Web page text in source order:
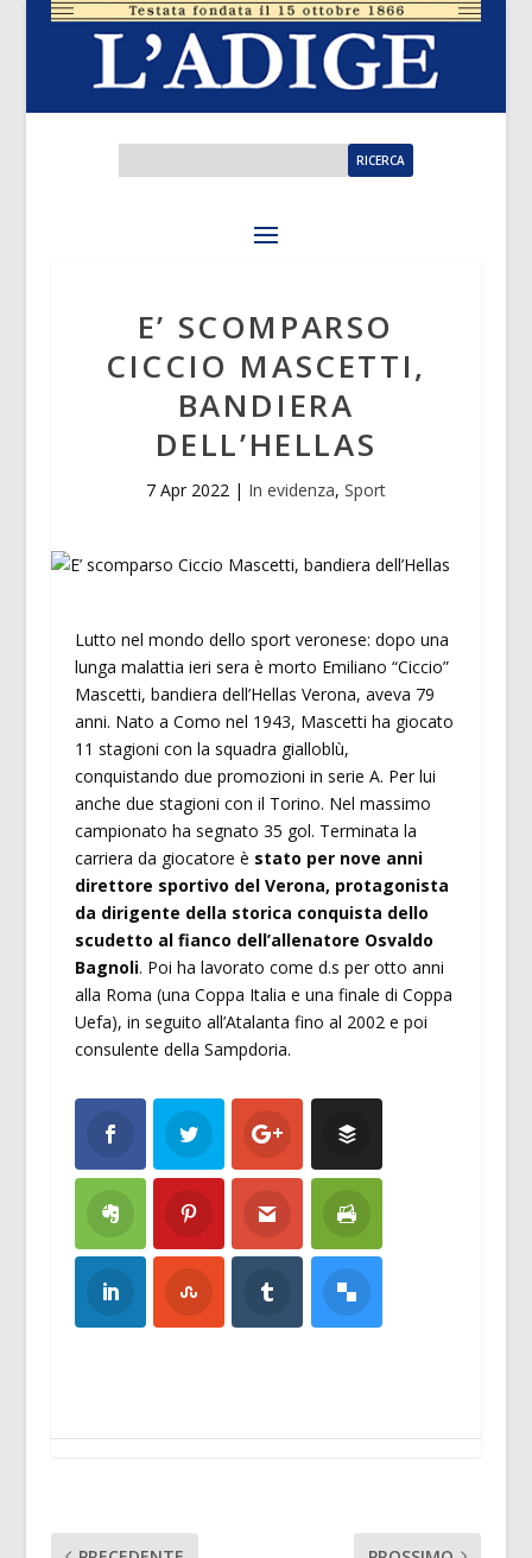
E’ SCOMPARSO
CICCIO MASCETTI,
BANDIERA
DELL’HELLAS
7 Apr 2022| In evidenza, Sport
Lutto nel mondo dello sport veronese: dopo una
lunga malattia ieri sera è morto Emiliano “Ciccio”
Mascetti, bandiera dell’Hellas Verona, aveva 79
anni. Nato a Como nel 1943, Mascetti ha giocato
11 stagioni con la squadra gialloblù,
conquistando due promozioni in serie A. Per lui
anche due stagioni con il Torino. Nel massimo
campionato ha segnato 35 gol. Terminata la
carriera da giocatore è stato per nove anni
direttore sportivo del Verona, protagonista
da dirigente della storica conquista dello
scudetto al fianco dell’allenatore Osvaldo
Bagnoli. Poi ha lavorato come d.s per otto anni
alla Roma (una Coppa Italia e una finale di Coppa
Uefa), in seguito all’Atalanta fino al 2002 e poi
consulente della Sampdoria.